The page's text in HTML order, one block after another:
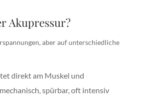
Akupressur?
aber auf unterschiedliche
direkt am Muskel und
spürbar, oft intensiv